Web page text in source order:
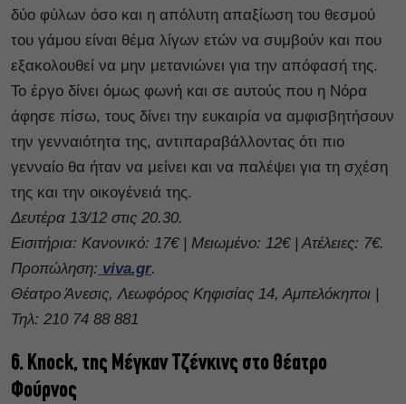
δύο φύλων όσο και η απόλυτη απαξίωση του θεσμού
του γάμου είναι θέμα λίγων ετών να συμβούν και που
εξακολουθεί να μην μετανιώνει για την απόφασή της.
Το έργο δίνει όμως φωνή και σε αυτούς που η Νόρα
άφησε πίσω, τους δίνει την ευκαιρία να αμφισβητήσουν
την γενναιότητα της, αντιπαραβάλλοντας ότι πιο
γενναίο θα ήταν να μείνει και να παλέψει για τη σχέση
της και την οικογένειά της.
Δευτέρα 13/12 στις 20.30.
Εισιτήρια: Κανονικό: 17€ | Μειωμένο: 12€ | Ατέλειες: 7€.
Προπώληση: viva.gr.
Θέατρο Άνεσις, Λεωφόρος Κηφισίας 14, Αμπελόκηποι |
Τηλ: 210 74 88 881
6. Knock, της Μέγκαν Τζένκινς στο Θέατρο
Φούρνος